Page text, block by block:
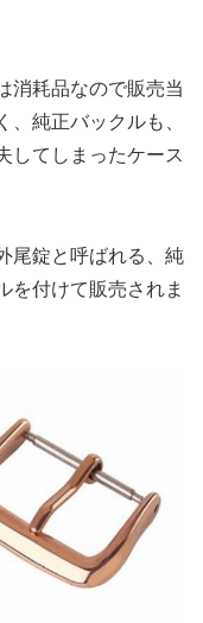
消耗品なので販売当
純正バックルも、
してしまったケース
尾錠と呼ばれる、純
を付けて販売されま